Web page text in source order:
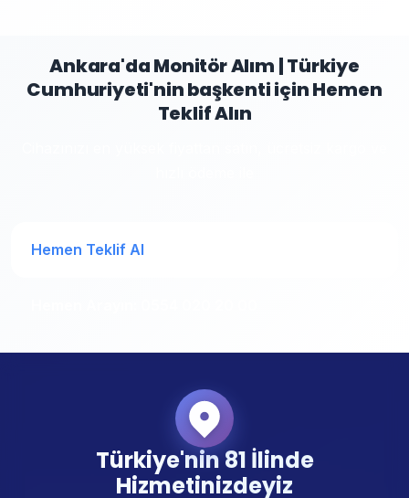
Ankara'da Monitör Alım | Türkiye
Cumhuriyeti'nin başkenti için Hemen
Teklif Alın
Hemen Teklif Al
Türkiye'nin 81 İlinde
Hizmetinizdeyiz